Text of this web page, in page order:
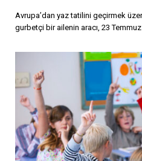
Avrupa’dan yaz tatilini geçirmek
gurbetçi bir ailenin aracı, 23 Temmuz